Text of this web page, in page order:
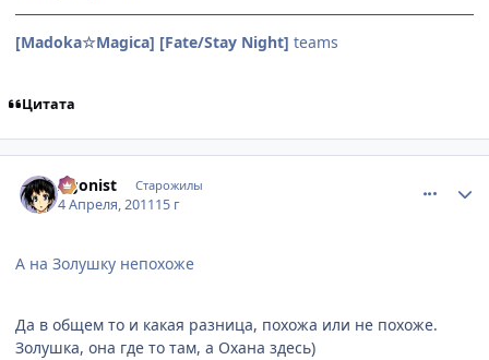
[Madoka☆Magica] [Fate/Stay Night] teams
Цитата
Agonist Старожилы
4 Апреля, 201115 г
А на Золушку непохоже
Да в общем то и какая разница, похожа или не похоже.
Золушка, она где то там, а Охана здесь)